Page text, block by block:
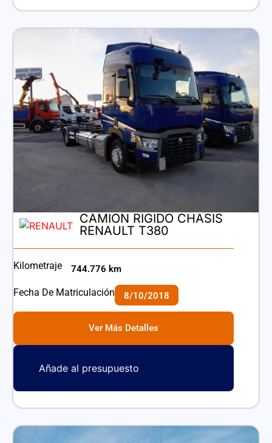
CAMION RIGIDO CHASIS
RENAULT T380
Kilometraje 744.776 km
Fecha De Matriculación 8/10/2018
Ver Más Detalles
Añade al presupuesto